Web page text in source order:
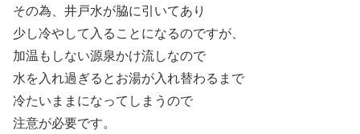
その為、井戸水が脇に引いてあり
少し冷やして入ることになるのですが、
加温もしない源泉かけ流しなので
水を入れ過ぎるとお湯が入れ替わるまで
冷たいままになってしまうので
注意が必要です。